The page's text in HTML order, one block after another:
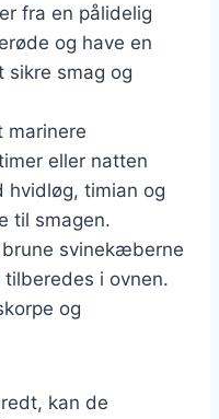
fra en pålidelig
og have en
sikre smag og
marinere
eller natten
hvidløg, timian og
til smagen.
svinekæberne
i ovnen.
og
kan de